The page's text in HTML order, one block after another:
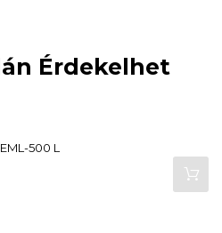
Érdekelhet